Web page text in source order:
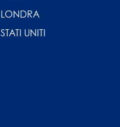
LONDRA
STATI UNITI